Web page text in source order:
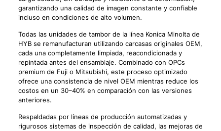
garantizando una calidad de imagen constante y confiable
incluso en condiciones de alto volumen.
Todas las unidades de tambor de la línea Konica Minolta de
HYB se remanufacturan utilizando carcasas originales OEM,
cada una completamente limpiada, reacondicionada y
repintada antes del ensamblaje. Combinado con OPCs
premium de Fuji o Mitsubishi, este proceso optimizado
ofrece una consistencia de nivel OEM mientras reduce los
costos en un 30–40% en comparación con las versiones
anteriores.
Respaldadas por líneas de producción automatizadas y
rigurosos sistemas de inspección de calidad, las mejoras de